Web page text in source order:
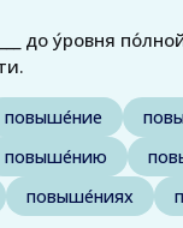
до у́ровня
повыше́ние
повыше́нию
повыше́ниях